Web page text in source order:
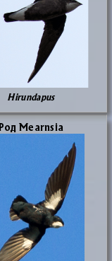
Hirundapus
Род Mearnsia